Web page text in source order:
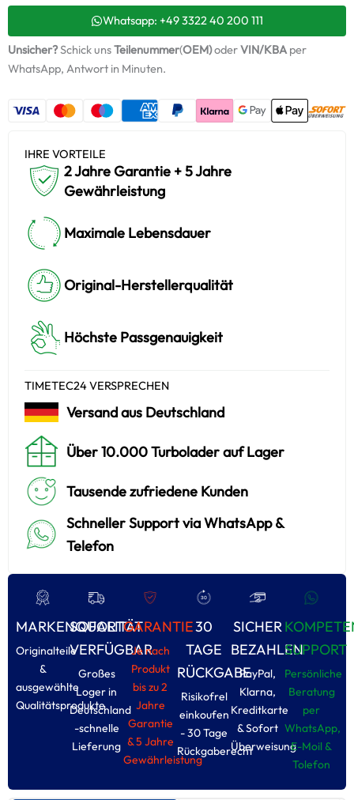
Whatsapp: +49 3322 40 200 111
Unsicher?Schick unsTeilenummer(OEM)oderVIN/KBAper
WhatsApp, Antwort in Minuten.
IHRE VORTEILE
2 Jahre Garantie + 5 Jahre
Gewährleistung
Maximale Lebensdauer
Original-Herstellerqualität
Höchste Passgenauigkeit
TIMETEC24 VERSPRECHEN
Versand aus Deutschland
Über 10.000 Turbolader auf Lager
Tausende zufriedene Kunden
Schneller Support via WhatsApp &
Telefon
MARKENQUALITÄT
Originalteile
&
ausgewählte
Qualitätsprodukte
SOFORT
VERFÜGBAR
Großes
Loger in
Deutschland
-schnelle
Lieferung
GARANTIE
Je nach
Produkt
bis zu 2
Jahre
Garantie
& 5 Jahre
Gewährleistung
30
TAGE
RÜCKGABE
Risikofrel
einkoufen
- 30 Tage
Rückgaberecht
SICHER
BEZAHLEN
PayPal,
Klarna,
Kreditkarte
& Sofort
Überweisung
SUPPORT
Persönliche
Beratung
per
WhatsApp,
E-Moil &
Tolefon